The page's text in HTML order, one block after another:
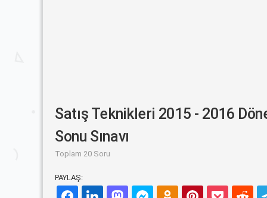
Satış Teknikleri 2015 - 2016
Sonu Sınavı
Toplam 20 Soru
PAYLAŞ: